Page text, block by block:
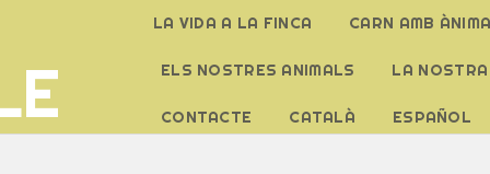
LA VIDA A LA FINCA CARN AMB
ELS NOSTRES ANIMALS LA
CONTACTE CATALÀ ESPAÑOL